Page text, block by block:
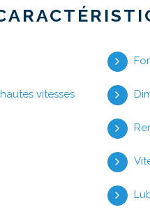
vitesses